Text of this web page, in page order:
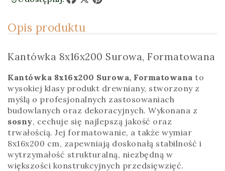
Opis produktu
Kantówka 8x16x200 Surowa, Formatowana
Kantówka 8x16x200 Surowa, Formatowana to
wysokiej klasy produkt drewniany, stworzony z
myślą o profesjonalnych zastosowaniach
budowlanych oraz dekoracyjnych. Wykonana z
sosny, cechuje się najlepszą jakość oraz
trwałością. Jej formatowanie, a także wymiar
8x16x200 cm, zapewniają doskonałą stabilność i
wytrzymałość strukturalną, niezbędną w
większości konstrukcyjnych przedsięwzięć.